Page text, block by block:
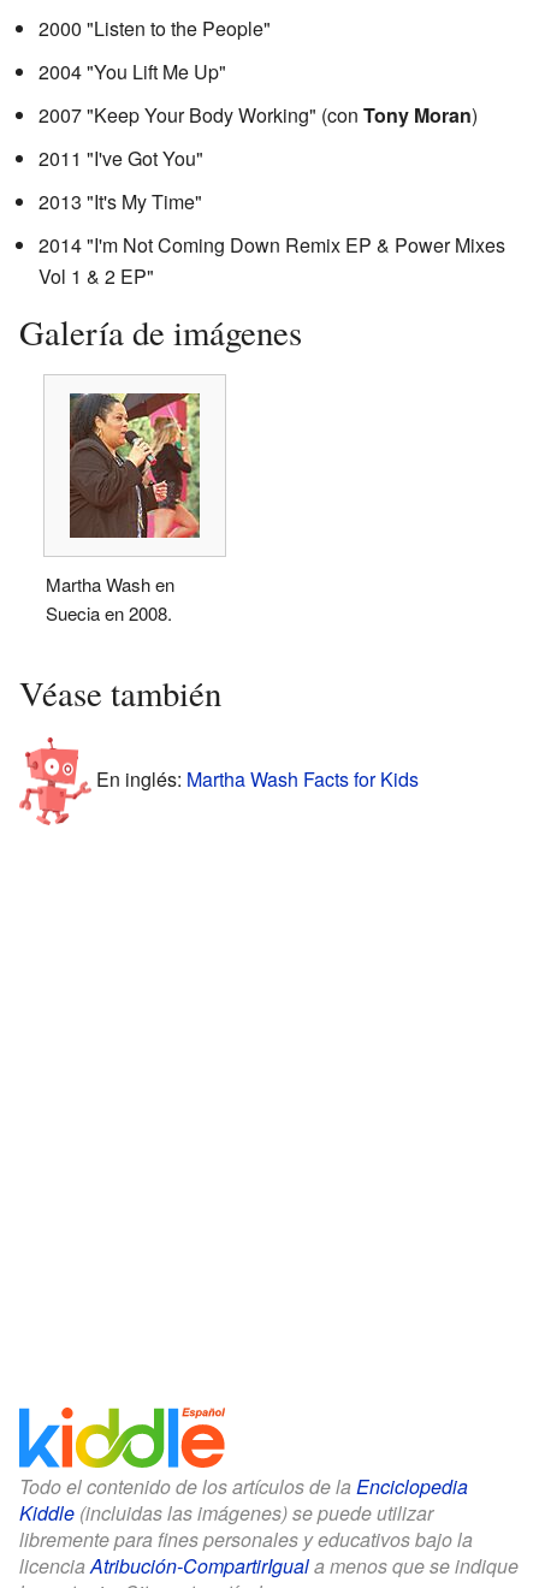
2000 "Listen to the People"
2004 "You Lift Me Up"
2007 "Keep Your Body Working" (con Tony Moran)
2011 "I've Got You"
2013 "It's My Time"
2014 "I'm Not Coming Down Remix EP & Power Mixes
Vol 1 & 2 EP"
Galería de imágenes
Martha Wash en
Suecia en 2008.
Véase también
En inglés: Martha Wash Facts for Kids
Todo el contenido de los artículos de la Enciclopedia
Kiddle (incluidas las imágenes) se puede utilizar
libremente para fines personales y educativos bajo la
licenciaAtribución-CompartirIguala menos que se indique